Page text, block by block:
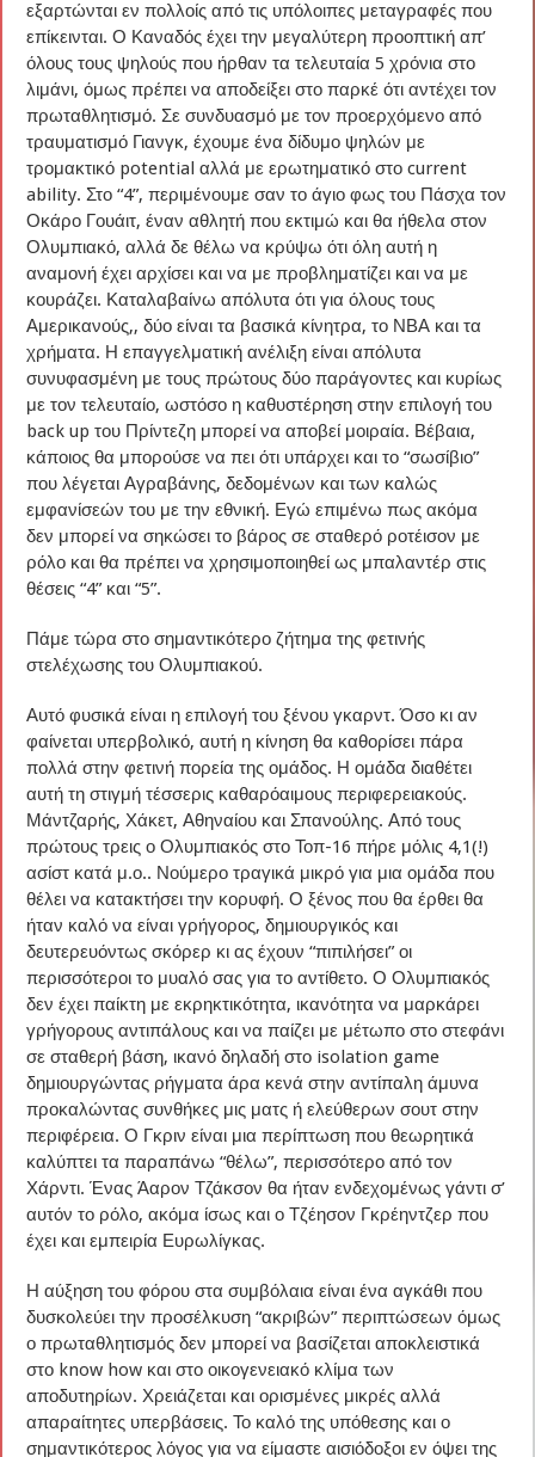
εξαρτώνται εν πολλοίς από τις υπόλοιπες μεταγραφές που
επίκεινται. Ο Καναδός έχει την μεγαλύτερη προοπτική απ’
όλους τους ψηλούς που ήρθαν τα τελευταία 5 χρόνια στο
λιμάνι, όμως πρέπει να αποδείξει στο παρκέ ότι αντέχει τον
πρωταθλητισμό. Σε συνδυασμό με τον προερχόμενο από
τραυματισμό Γιανγκ, έχουμε ένα δίδυμο ψηλών με
τρομακτικό potential αλλά με ερωτηματικό στο current
ability. Στο “4”, περιμένουμε σαν το άγιο φως του Πάσχα τον
Οκάρο Γουάιτ, έναν αθλητή που εκτιμώ και θα ήθελα στον
Ολυμπιακό, αλλά δε θέλω να κρύψω ότι όλη αυτή η
αναμονή έχει αρχίσει και να με προβληματίζει και να με
κουράζει. Καταλαβαίνω απόλυτα ότι για όλους τους
Αμερικανούς,, δύο είναι τα βασικά κίνητρα, το ΝΒΑ και τα
χρήματα. Η επαγγελματική ανέλιξη είναι απόλυτα
συνυφασμένη με τους πρώτους δύο παράγοντες και κυρίως
με τον τελευταίο, ωστόσο η καθυστέρηση στην επιλογή του
back up του Πρίντεζη μπορεί να αποβεί μοιραία. Βέβαια,
κάποιος θα μπορούσε να πει ότι υπάρχει και το “σωσίβιο”
που λέγεται Αγραβάνης, δεδομένων και των καλώς
εμφανίσεών του με την εθνική. Εγώ επιμένω πως ακόμα
δεν μπορεί να σηκώσει το βάρος σε σταθερό ροτέισον με
ρόλο και θα πρέπει να χρησιμοποιηθεί ως μπαλαντέρ στις
θέσεις “4” και “5”.
Πάμε τώρα στο σημαντικότερο ζήτημα της φετινής
στελέχωσης του Ολυμπιακού.
Αυτό φυσικά είναι η επιλογή του ξένου γκαρντ. Όσο κι αν
φαίνεται υπερβολικό, αυτή η κίνηση θα καθορίσει πάρα
πολλά στην φετινή πορεία της ομάδος. Η ομάδα διαθέτει
αυτή τη στιγμή τέσσερις καθαρόαιμους περιφερειακούς.
Μάντζαρής, Χάκετ, Αθηναίου και Σπανούλης. Από τους
πρώτους τρεις ο Ολυμπιακός στο Τοπ-16 πήρε μόλις 4,1(!)
ασίστ κατά μ.ο.. Νούμερο τραγικά μικρό για μια ομάδα που
θέλει να κατακτήσει την κορυφή. Ο ξένος που θα έρθει θα
ήταν καλό να είναι γρήγορος, δημιουργικός και
δευτερευόντως σκόρερ κι ας έχουν “πιπιλήσει” οι
περισσότεροι το μυαλό σας για το αντίθετο. Ο Ολυμπιακός
δεν έχει παίκτη με εκρηκτικότητα, ικανότητα να μαρκάρει
γρήγορους αντιπάλους και να παίζει με μέτωπο στο στεφάνι
σε σταθερή βάση, ικανό δηλαδή στο isolation game
δημιουργώντας ρήγματα άρα κενά στην αντίπαλη άμυνα
προκαλώντας συνθήκες μις ματς ή ελεύθερων σουτ στην
περιφέρεια. Ο Γκριν είναι μια περίπτωση που θεωρητικά
καλύπτει τα παραπάνω “θέλω”, περισσότερο από τον
Χάρντι. Ένας Άαρον Τζάκσον θα ήταν ενδεχομένως γάντι σ’
αυτόν το ρόλο, ακόμα ίσως και ο Τζέησον Γκρέηντζερ που
έχει και εμπειρία Ευρωλίγκας.
Η αύξηση του φόρου στα συμβόλαια είναι ένα αγκάθι που
δυσκολεύει την προσέλκυση “ακριβών” περιπτώσεων όμως
ο πρωταθλητισμός δεν μπορεί να βασίζεται αποκλειστικά
στο know how και στο οικογενειακό κλίμα των
αποδυτηρίων. Χρειάζεται και ορισμένες μικρές αλλά
απαραίτητες υπερβάσεις. Το καλό της υπόθεσης και ο
σημαντικότερος λόγος για να είμαστε αισιόδοξοι εν όψει της